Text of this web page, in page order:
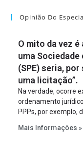
Opinião Do
O mito da vez é
uma
(SPE) seria,
uma licitação”.
Na verdade, ocorre
ordenamento
PPPs, por exemplo,
empreendimento.
Mais Informações »